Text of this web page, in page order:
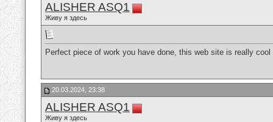
ALISHER ASQ1
Живу я здесь
Perfect piece of work you have done, this web site is really
20.03.2024, 23:38
ALISHER ASQ1
Живу я здесь